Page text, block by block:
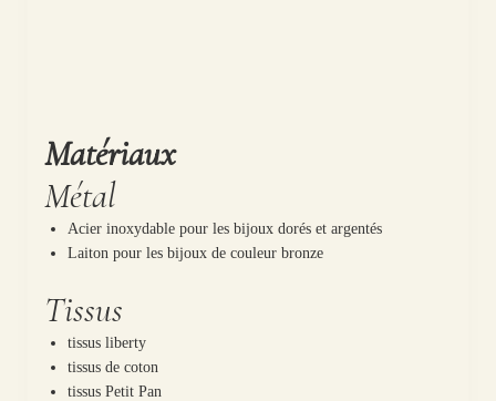
Matériaux
Métal
Acier inoxydable pour les bijoux dorés et argentés
Laiton pour les bijoux de couleur bronze
Tissus
tissus liberty
tissus de coton
tissus Petit Pan